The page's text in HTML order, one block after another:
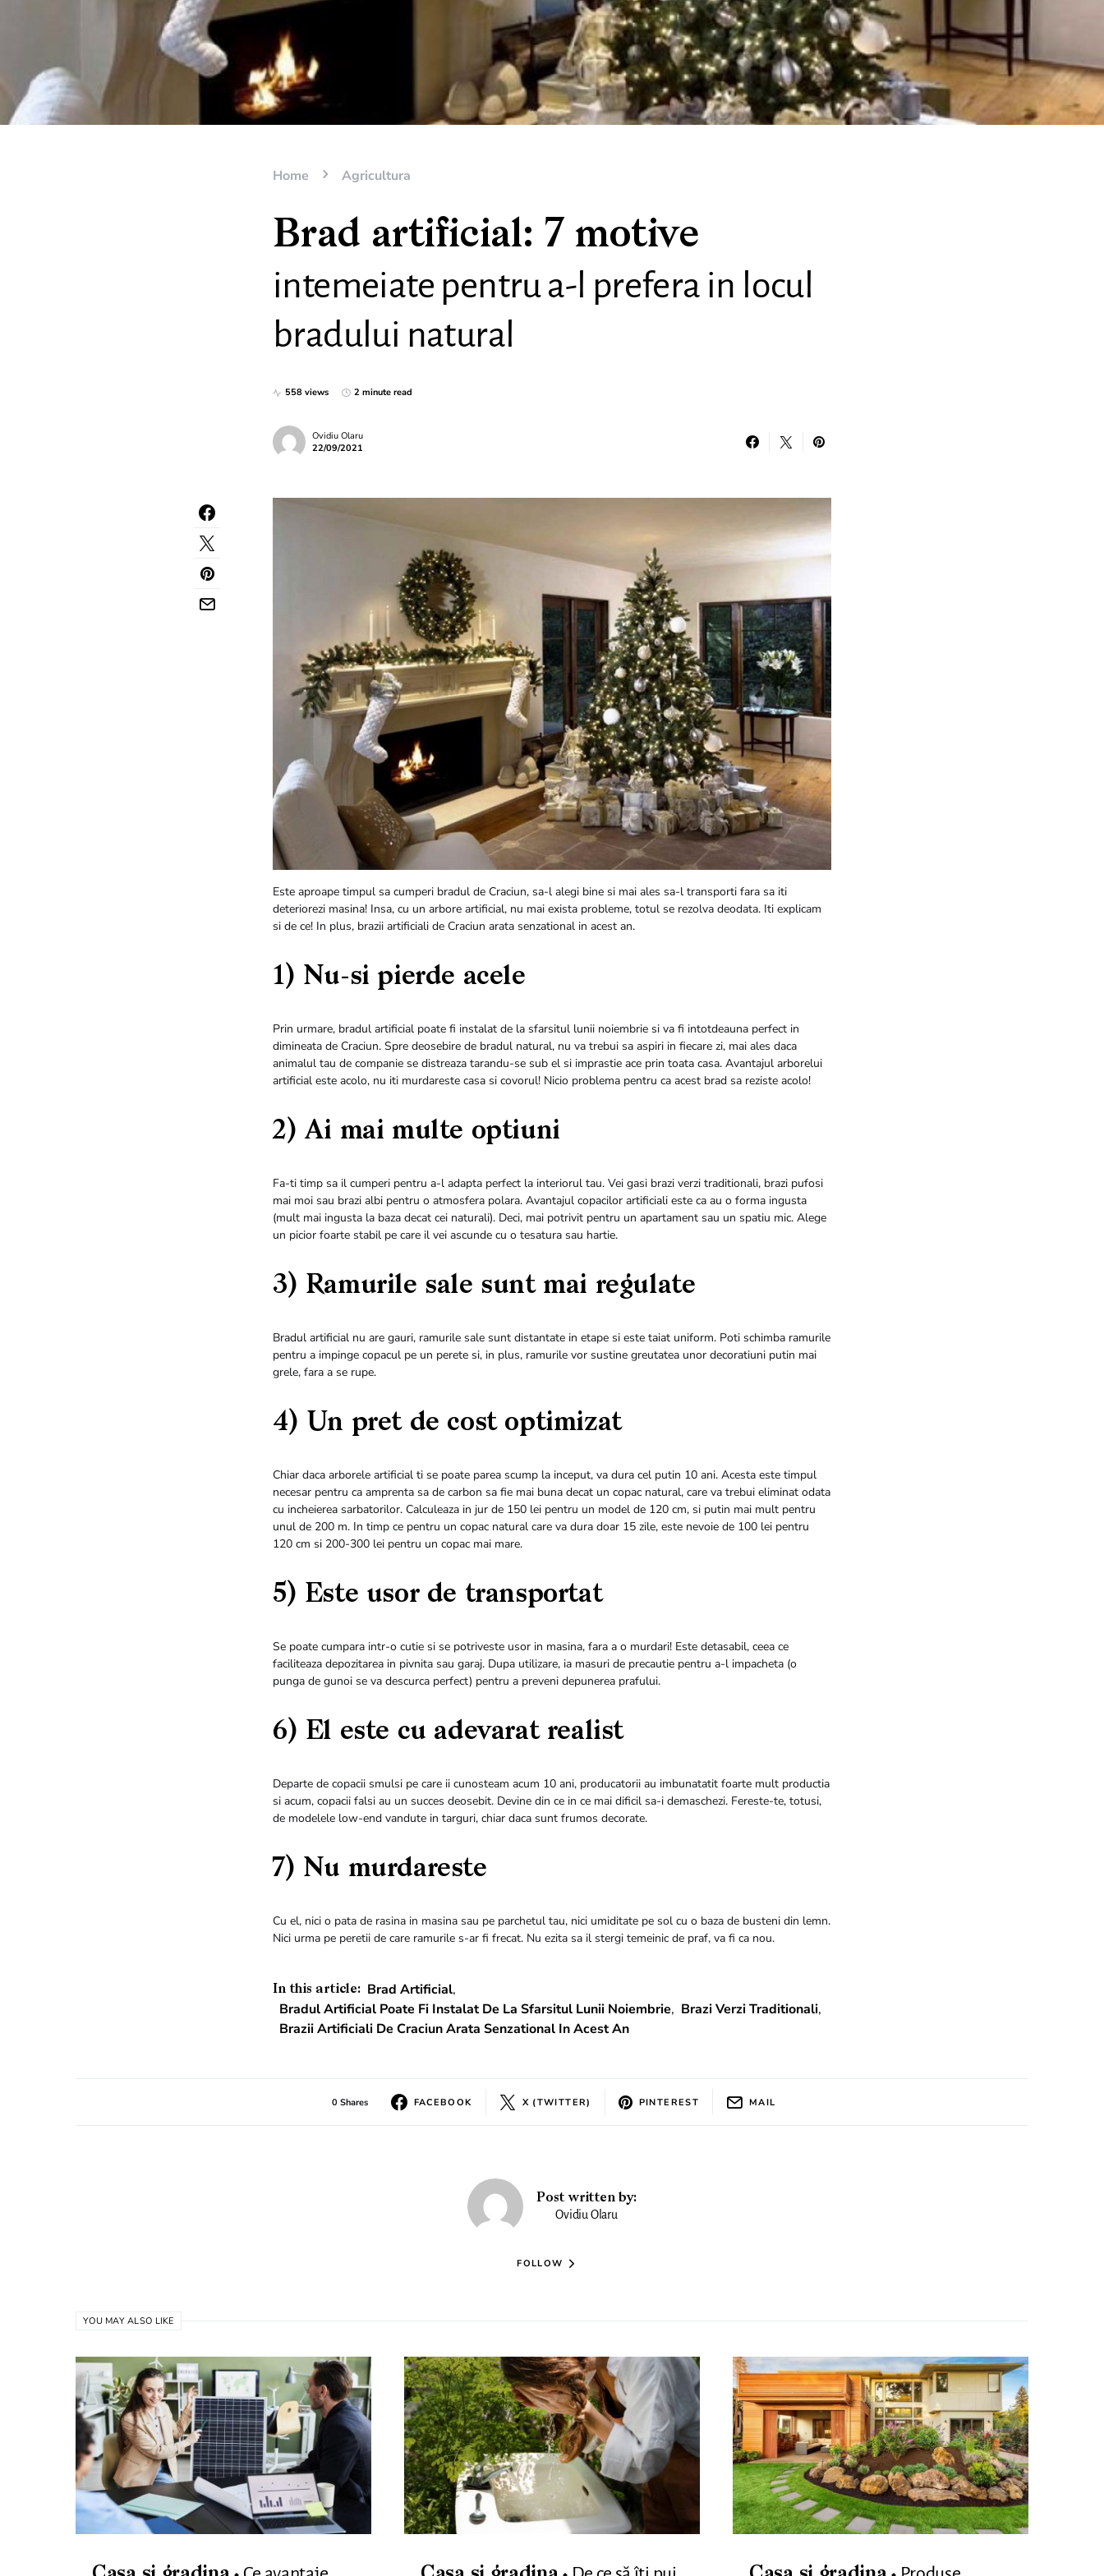
Home Agricultura
Brad artificial: 7 motive
intemeiate pentru a-l prefera in locul
bradului natural
558 views 2 minute read
Ovidiu Olaru
22/09/2021
Este aproape timpul sa cumperi bradul de Craciun, sa-l alegi bine si mai ales sa-l transporti fara sa iti
deteriorezi masina! Insa, cu un arbore artificial, nu mai exista probleme, totul se rezolva deodata. Iti explicam
si de ce! In plus, brazii artificiali de Craciun arata senzational in acest an.
1) Nu-si pierde acele
Prin urmare, bradul artificial poate fi instalat de la sfarsitul lunii noiembrie si va fi intotdeauna perfect in
dimineata de Craciun. Spre deosebire de bradul natural, nu va trebui sa aspiri in fiecare zi, mai ales daca
animalul tau de companie se distreaza tarandu-se sub el si imprastie ace prin toata casa. Avantajul arborelui
artificial este acolo, nu iti murdareste casa si covorul! Nicio problema pentru ca acest brad sa reziste acolo!
2) Ai mai multe optiuni
Fa-ti timp sa il cumperi pentru a-l adapta perfect la interiorul tau. Vei gasi brazi verzi traditionali, brazi pufosi
mai moi sau brazi albi pentru o atmosfera polara. Avantajul copacilor artificiali este ca au o forma ingusta
(mult mai ingusta la baza decat cei naturali). Deci, mai potrivit pentru un apartament sau un spatiu mic. Alege
un picior foarte stabil pe care il vei ascunde cu o tesatura sau hartie.
3) Ramurile sale sunt mai regulate
Bradul artificial nu are gauri, ramurile sale sunt distantate in etape si este taiat uniform. Poti schimba ramurile
pentru a impinge copacul pe un perete si, in plus, ramurile vor sustine greutatea unor decoratiuni putin mai
grele, fara a se rupe.
4) Un pret de cost optimizat
Chiar daca arborele artificial ti se poate parea scump la inceput, va dura cel putin 10 ani. Acesta este timpul
necesar pentru ca amprenta sa de carbon sa fie mai buna decat un copac natural, care va trebui eliminat odata
cu incheierea sarbatorilor. Calculeaza in jur de 150 lei pentru un model de 120 cm, si putin mai mult pentru
unul de 200 m. In timp ce pentru un copac natural care va dura doar 15 zile, este nevoie de 100 lei pentru
120 cm si 200-300 lei pentru un copac mai mare.
5) Este usor de transportat
Se poate cumpara intr-o cutie si se potriveste usor in masina, fara a o murdari! Este detasabil, ceea ce
faciliteaza depozitarea in pivnita sau garaj. Dupa utilizare, ia masuri de precautie pentru a-l impacheta (o
punga de gunoi se va descurca perfect) pentru a preveni depunerea prafului.
6) El este cu adevarat realist
Departe de copacii smulsi pe care ii cunosteam acum 10 ani, producatorii au imbunatatit foarte mult productia
si acum, copacii falsi au un succes deosebit. Devine din ce in ce mai dificil sa-i demaschezi. Fereste-te, totusi,
de modelele low-end vandute in targuri, chiar daca sunt frumos decorate.
7) Nu murdareste
Cu el, nici o pata de rasina in masina sau pe parchetul tau, nici umiditate pe sol cu ​​o baza de busteni din lemn.
Nici urma pe peretii de care ramurile s-ar fi frecat. Nu ezita sa il stergi temeinic de praf, va fi ca nou.
In this article: Brad Artificial,
Bradul Artificial Poate Fi Instalat De La Sfarsitul Lunii Noiembrie, Brazi Verzi Traditionali,
Brazii Artificiali De Craciun Arata Senzational In Acest An
0 Shares FACEBOOK X (TWITTER) PINTEREST MAIL
Post written by:
Ovidiu Olaru
FOLLOW
YOU MAY ALSO LIKE